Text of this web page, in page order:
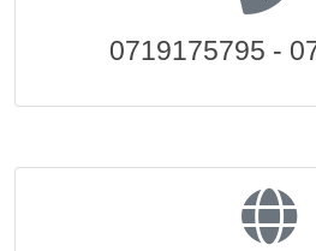
0719175795 -